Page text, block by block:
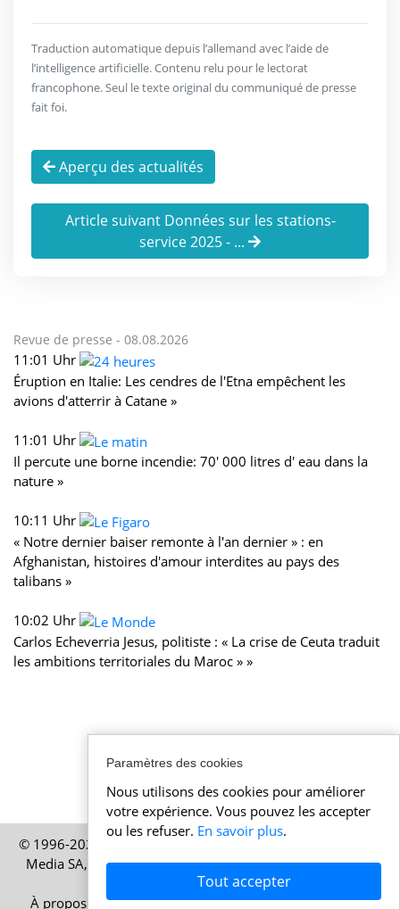
Traduction automatique depuis l’allemand avec l’aide de
l’intelligence artificielle. Contenu relu pour le lectorat
francophone. Seul le texte original du communiqué de presse
fait foi.
Aperçu des actualités
Article suivant Données sur les stations-
service 2025 - ...
Revue de presse - 08.08.2026
11:01 Uhr
Éruption en Italie: Les cendres de l'Etna empêchent les
avions d'atterrir à Catane »
11:01 Uhr
Il percute une borne incendie: 70' 000 litres d' eau dans la
nature »
10:11 Uhr
« Notre dernier baiser remonte à l'an dernier » : en
Afghanistan, histoires d'amour interdites au pays des
talibans »
10:02 Uhr
Carlos Echeverria Jesus, politiste : « La crise de Ceuta traduit
les ambitions territoriales du Maroc » »
© 1996-2026 Actualitesuisse.be – Une publication de HELP
Media SA, société basée à Zurich, en Suisse – Tous droits
réservés
À propos| Mentions légales|Conditions d’utilisation|
Paramètres des cookies
Nous utilisons des cookies pour améliorer
votre expérience. Vous pouvez les accepter
ou les refuser. En savoir plus.
Tout accepter